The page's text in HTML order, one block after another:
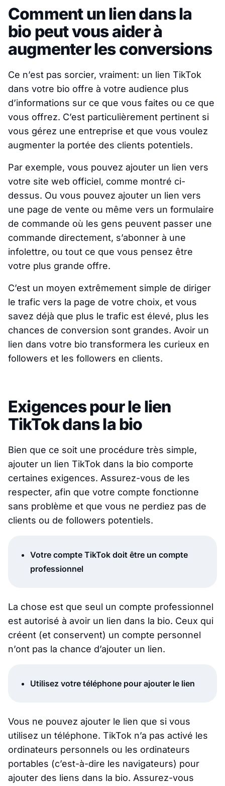
Comment un lien dans la
bio peut vous aider à
augmenter les conversions
Ce n’est pas sorcier, vraiment: un lien TikTok
dans votre bio offre à votre audience plus
d’informations sur ce que vous faites ou ce que
vous offrez. C’est particulièrement pertinent si
vous gérez une entreprise et que vous voulez
augmenter la portée des clients potentiels.
Par exemple, vous pouvez ajouter un lien vers
votre site web officiel, comme montré ci-
dessus. Ou vous pouvez ajouter un lien vers
une page de vente ou même vers un formulaire
de commande où les gens peuvent passer une
commande directement, s’abonner à une
infolettre, ou tout ce que vous pensez être
votre plus grande offre.
C’est un moyen extrêmement simple de diriger
le trafic vers la page de votre choix, et vous
savez déjà que plus le trafic est élevé, plus les
chances de conversion sont grandes. Avoir un
lien dans votre bio transformera les curieux en
followers et les followers en clients.
Exigences pour le lien
TikTok dans la bio
Bien que ce soit une procédure très simple,
ajouter un lien TikTok dans la bio comporte
certaines exigences. Assurez-vous de les
respecter, afin que votre compte fonctionne
sans problème et que vous ne perdiez pas de
clients ou de followers potentiels.
Votre compte TikTok doit être un compte
professionnel
La chose est que seul un compte professionnel
est autorisé à avoir un lien dans la bio. Ceux qui
créent (et conservent) un compte personnel
n’ont pas la chance d’ajouter un lien.
Utilisez votre téléphone pour ajouter le lien
Vous ne pouvez ajouter le lien que si vous
utilisez un téléphone. TikTok n’a pas activé les
ordinateurs personnels ou les ordinateurs
portables (c’est-à-dire les navigateurs) pour
ajouter des liens dans la bio. Assurez-vous